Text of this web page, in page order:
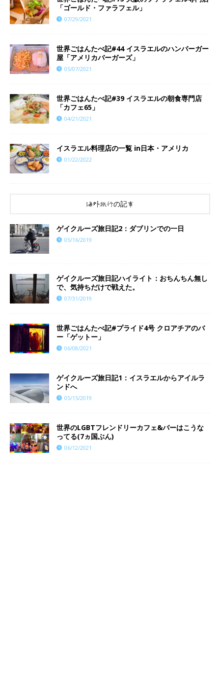
「ゴールド・ファラフェル」
07/29/2021
世界ごはんたべ記#44 イスラエルのハンバーガー
屋「アメリカバーガーズ」
05/07/2021
世界ごはんたべ記#39 イスラエルの朝食専門店
「カフェ65」
04/21/2021
イスラエル料理店の一覧 in日本・アメリカ
01/22/2022
海外旅行の記事
ゲイクルーズ旅日記2：ダブリンでの一日
05/16/2019
ゲイクルーズ旅日記ハイライト：おちんちん無し
で、気持ちだけで戦えた。
07/31/2019
世界ごはんたべ記#プライド4号 クロアチアのバ
ー「ゲットー」
06/08/2021
ゲイクルーズ旅日記1：イスラエルからアイルラ
ンドへ
05/15/2019
世界のLGBTフレンドリーカフェ&バーはこうな
ってる(7ヵ国ぶん)
06/12/2021